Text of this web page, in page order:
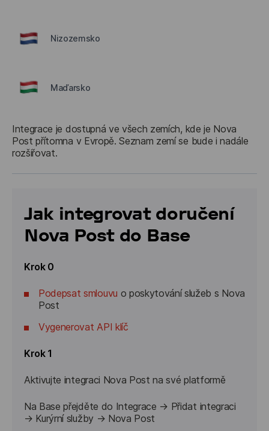
Nizozemsko
Maďarsko
Integrace je dostupná ve všech zemích, kde je Nova
Post přítomna v Evropě. Seznam zemí se bude i nadále
rozšiřovat.
Jak integrovat doručení
Nova Post do Base
Krok 0
Podepsat smlouvu o poskytování služeb s Nova
Post
Vygenerovat API klíč
Krok 1
Aktivujte integraci Nova Post na své platformě
Na Base přejděte do Integrace → Přidat integraci
→ Kurýrní služby → Nova Post